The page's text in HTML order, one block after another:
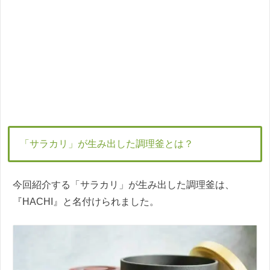
「サラカリ」が生み出した調理釜とは？
今回紹介する「サラカリ」が生み出した調理釜は、
『HACHI』と名付けられました。